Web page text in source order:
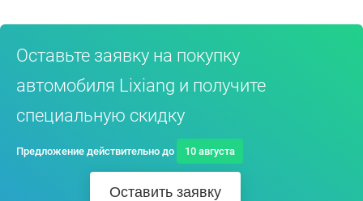
Оставьте заявку на покупку
автомобиля Lixiang и получите
специальную скидку
Предложение действительно до 10 августа
Оставить заявку